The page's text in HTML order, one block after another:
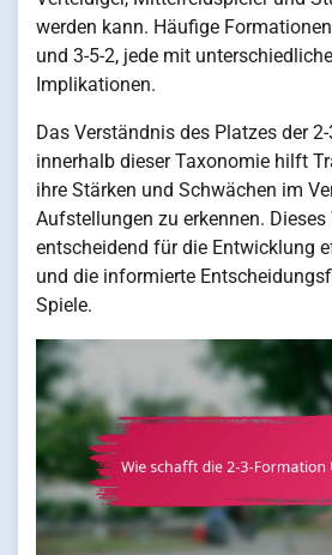
werden kann. Häufige
und 3-5-2, jede mit
Implikationen.
Das Verständnis des Platzes der
innerhalb dieser Taxonomie hilft
ihre Stärken und Schwächen im
Aufstellungen zu erkennen. Dieses
entscheidend für die Entwicklung
und die informierte
Spiele.